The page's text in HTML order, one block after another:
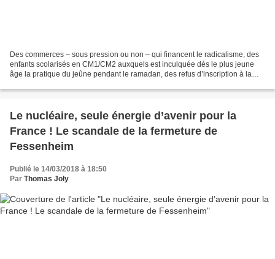
Des commerces – sous pression ou non – qui financent le radicalisme, des
enfants scolarisés en CM1/CM2 auxquels est inculquée dès le plus jeune
âge la pratique du jeûne pendant le ramadan, des refus d’inscription à la
Le nucléaire, seule énergie d’avenir pour la
France ! Le scandale de la fermeture de
Fessenheim
Publié le 14/03/2018 à 18:50
Par Thomas Joly